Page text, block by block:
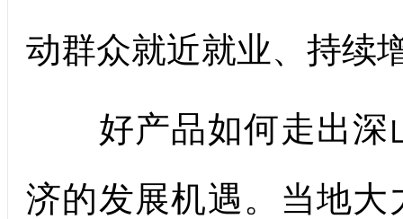
动群众就近就业、持续
好产品如何走出深
济的发展机遇。当地